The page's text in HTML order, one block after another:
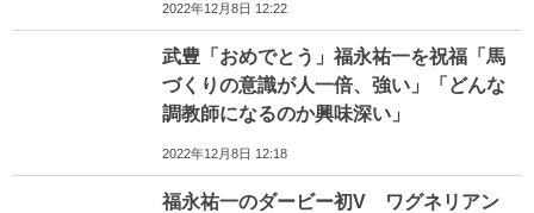
2022年12月8日 12:22
武豊「おめでとう」福永祐一を祝福「馬
づくりの意識が人一倍、強い」「どんな
調教師になるのか興味深い」
2022年12月8日 12:18
福永祐一のダービー初V ワグネリアン